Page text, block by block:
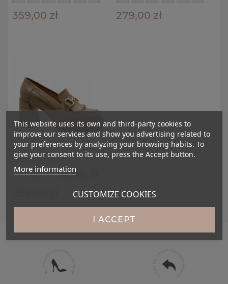
359,00 zł 279,00 zł
_
285F MOCCA P
36 37 38 39 40
This website uses its own and third-party cookies to
improve our services and show you advertising related to
your preferences by analyzing your browsing habits. To
give your consent to its use, press the Accept button.
More information
CUSTOMIZE COOKIES
I ACCEPT